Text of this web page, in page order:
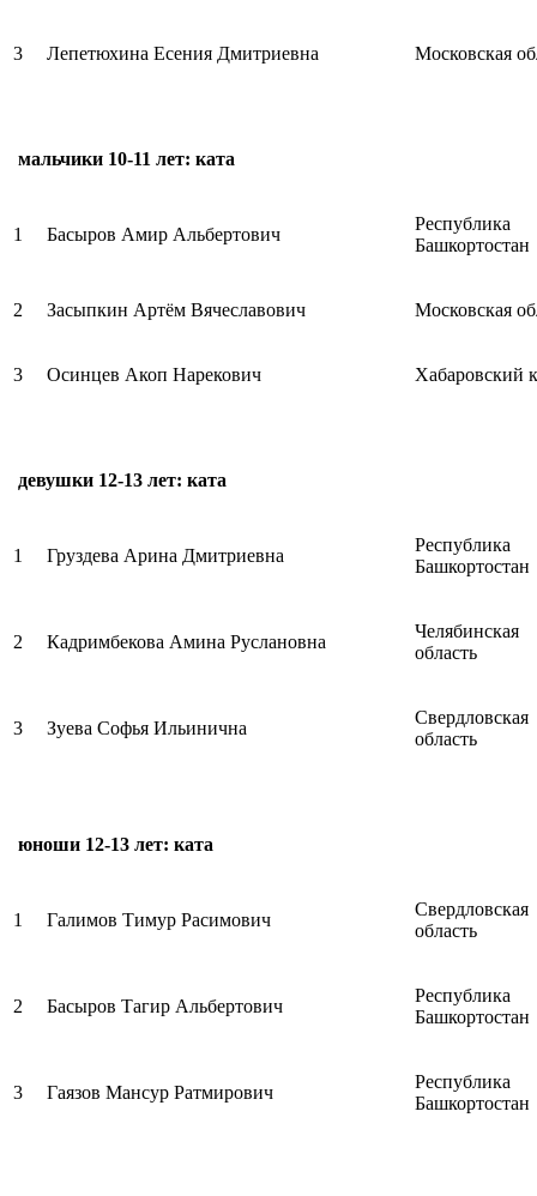
3 Лепетюхина Есения Дмитриевна Московская
мальчики 10-11 лет: ката
1 Басыров Амир Альбертович
Республика
Башкортостан
2 Засыпкин Артём Вячеславович Московская
3 Осинцев Акоп Нарекович Хабаровский
девушки 12-13 лет: ката
1 Груздева Арина Дмитриевна
Республика
Башкортостан
2 Кадримбекова Амина Руслановна
Челябинская
область
3 Зуева Софья Ильинична
Свердловская
область
юноши 12-13 лет: ката
1 Галимов Тимур Расимович
Свердловская
область
2 Басыров Тагир Альбертович
Республика
Башкортостан
3 Гаязов Мансур Ратмирович
Республика
Башкортостан